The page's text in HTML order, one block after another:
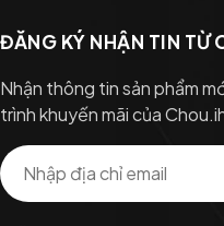
ĐĂNG KÝ NHẬN TIN TỪ
Nhận thông tin sản phẩm
trình khuyến mãi của